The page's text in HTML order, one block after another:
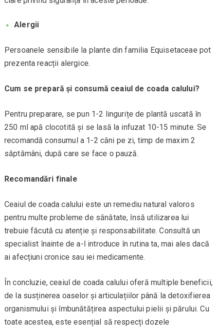
Alergii
Persoanele sensibile la plante din familia Equisetaceae pot
prezenta reacții alergice.
Cum se prepară și consumă ceaiul de coada calului?
Pentru preparare, se pun 1-2 lingurițe de plantă uscată în
250 ml apă clocotită și se lasă la infuzat 10-15 minute. Se
recomandă consumul a 1-2 căni pe zi, timp de maxim 2
săptămâni, după care se face o pauză.
Recomandări finale
Ceaiul de coada calului este un remediu natural valoros
pentru multe probleme de sănătate, însă utilizarea lui
trebuie făcută cu atenție și responsabilitate. Consultă un
specialist înainte de a-l introduce în rutina ta, mai ales dacă
ai afecțiuni cronice sau iei medicamente.
În concluzie, ceaiul de coada calului oferă multiple beneficii,
de la susținerea oaselor și articulațiilor până la detoxifierea
organismului și îmbunătățirea aspectului pielii și părului. Cu
toate acestea, este esențial să respecți dozele